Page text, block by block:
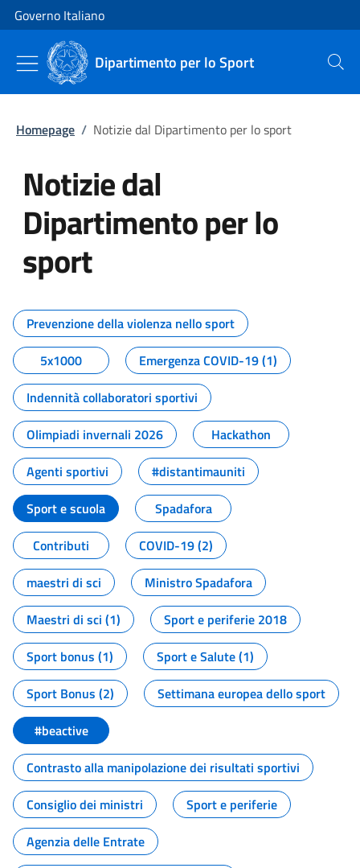
Vai al contenuto
Vai alla navigazione del sito
Governo Italiano
Dipartimento per lo Sport Cerca
Homepage / Notizie dal Dipartimento per lo sport
Notizie dal
Dipartimento per lo
sport
Tutti i contenuti della pagina
Prevenzione della violenza nello sport
5x1000
Emergenza COVID-19 (1)
Indennità collaboratori sportivi
Olimpiadi invernali 2026
Hackathon
Agenti sportivi
#distantimauniti
Sport e scuola
Spadafora
Contributi
COVID-19 (2)
maestri di sci
Ministro Spadafora
Maestri di sci (1)
Sport e periferie 2018
Sport bonus (1)
Sport e Salute (1)
Sport Bonus (2)
Settimana europea dello sport
#beactive
Contrasto alla manipolazione dei risultati sportivi
Consiglio dei ministri
Sport e periferie
Agenzia delle Entrate